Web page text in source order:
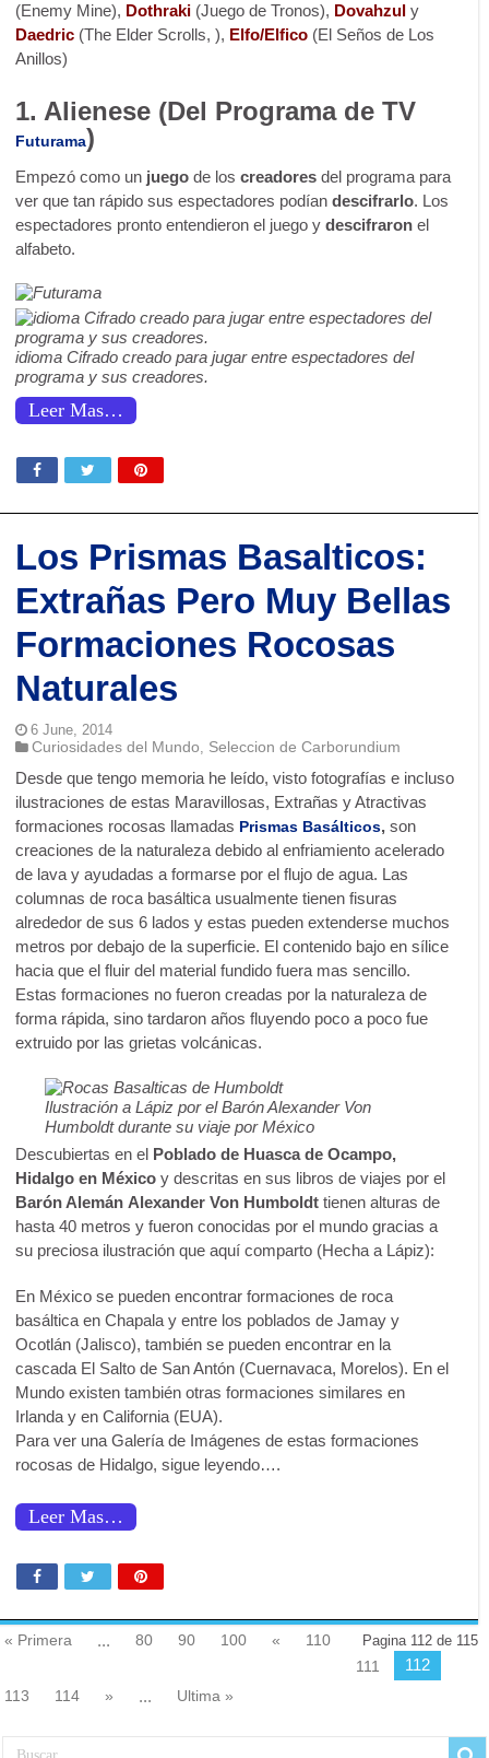
(Enemy Mine), Dothraki (Juego de Tronos), Dovahzul y
Daedric (The Elder Scrolls, ), Elfo/Elfico (El Seños de Los
Anillos)
1. Alienese (Del Programa de TV
Futurama)
Empezó como un juego de loscreadores del programa para
ver que tan rápido sus espectadores podíandescifrarlo. Los
espectadores pronto entendieron el juego ydescifraron el
alfabeto.
idioma Cifrado creado para jugar entre espectadores del
programa y sus creadores.
Leer Mas…
Los Prismas Basalticos:
Extrañas Pero Muy Bellas
Formaciones Rocosas
Naturales
6 June, 2014
Curiosidades del Mundo, Seleccion de Carborundium
Desde que tengo memoria he leído, visto fotografías e incluso
ilustraciones de estas Maravillosas, Extrañas y Atractivas
formaciones rocosas llamadas Prismas Basálticos, son
creaciones de la naturaleza debido al enfriamiento acelerado
de lava y ayudadas a formarse por el flujo de agua. Las
columnas de roca basáltica usualmente tienen fisuras
alrededor de sus 6 lados y estas pueden extenderse muchos
metros por debajo de la superficie. El contenido bajo en sílice
hacia que el fluir del material fundido fuera mas sencillo.
Estas formaciones no fueron creadas por la naturaleza de
forma rápida, sino tardaron años fluyendo poco a poco fue
extruido por las grietas volcánicas.
Ilustración a Lápiz por el Barón Alexander Von
Humboldt durante su viaje por México
Descubiertas en el Poblado de Huasca de Ocampo,
Hidalgo en México y descritas en sus libros de viajes por el
Barón Alemán Alexander Von Humboldttienen alturas de
hasta 40 metros y fueron conocidas por el mundo gracias a
su preciosa ilustración que aquí comparto (Hecha a Lápiz):
En México se pueden encontrar formaciones de roca
basáltica en Chapala y entre los poblados de Jamay y
Ocotlán (Jalisco), también se pueden encontrar en la
cascada El Salto de San Antón (Cuernavaca, Morelos). En el
Mundo existen también otras formaciones similares en
Irlanda y en California (EUA).
Para ver una Galería de Imágenes de estas formaciones
rocosas de Hidalgo, sigue leyendo….
Leer Mas…
Pagina 112 de 115
« Primera ... 80 90 100 «
110
111
112
113 114 » ... Ultima »